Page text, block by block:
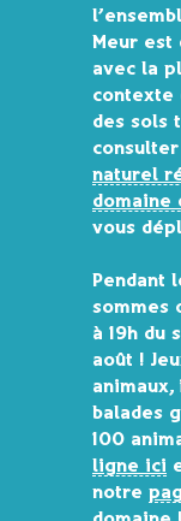
Meur est
avec la
contexte
des sols
naturel
domaine
vous
Pendant
sommes
à 19h du
août !
balades
100
ligne ici
notre